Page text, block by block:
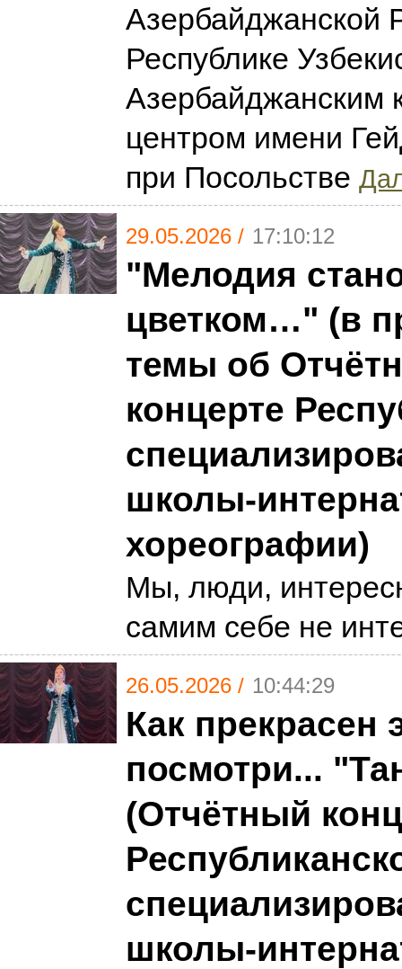
Азербайджанской
Республике
Азербайджанским
центром имени
при Посольстве
29.05.2026 / 17:10:12
"Мелодия
цветком…" (в
темы об
концерте
школы-
хореографии)
Мы, люди,
самим себе не
26.05.2026 / 10:44:29
Как прекрасен
посмотри...
(Отчётный
школы-